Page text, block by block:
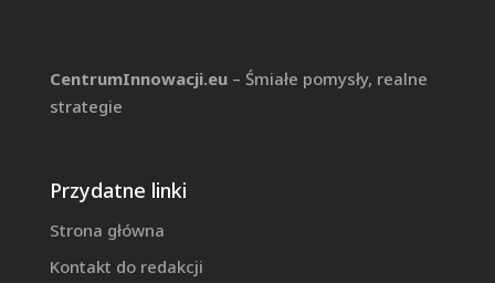
CentrumInnowacji.eu– Śmiałe pomysły, realne
strategie
Przydatne linki
Strona główna
Kontakt do redakcji